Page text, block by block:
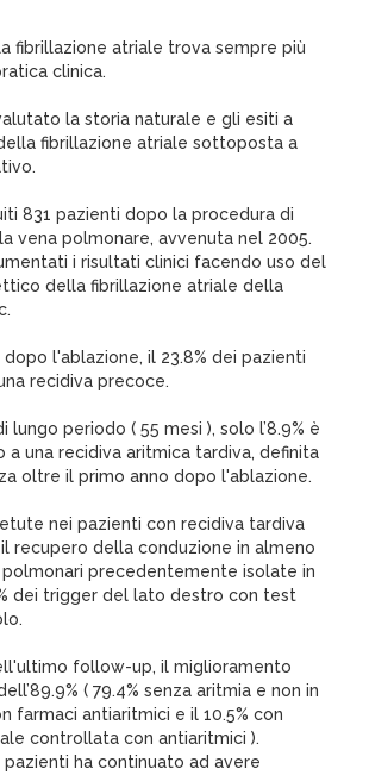
fibrillazione atriale trova sempre più
clinica.
la storia naturale e gli esiti a
fibrillazione atriale sottoposta a
831 pazienti dopo la procedura di
vena polmonare, avvenuta nel 2005.
i risultati clinici facendo uso del
della fibrillazione atriale della
dopo l'ablazione, il 23.8% dei pazienti
recidiva precoce.
lungo periodo ( 55 mesi ), solo l’8.9% è
a una recidiva aritmica tardiva, definita
oltre il primo anno dopo l'ablazione.
nei pazienti con recidiva tardiva
recupero della conduzione in almeno
precedentemente isolate in
dei trigger del lato destro con test
follow-up, il miglioramento
( 79.4% senza aritmia e non in
farmaci antiaritmici e il 10.5% con
controllata con antiaritmici ).
pazienti ha continuato ad avere